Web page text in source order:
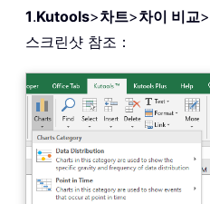
1.Kutools>차트>차이 비교>
스크린샷 참조：